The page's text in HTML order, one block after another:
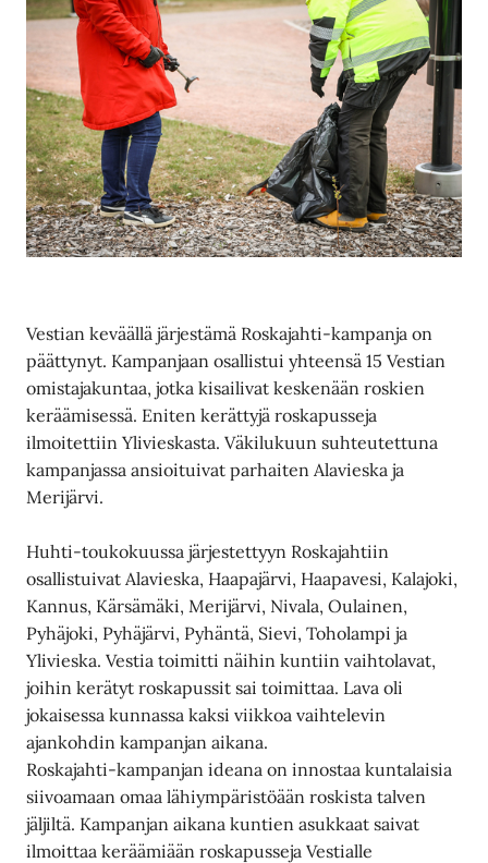
Vestian keväällä järjestämä Roskajahti-kampanja on
päättynyt. Kampanjaan osallistui yhteensä 15 Vestian
omistajakuntaa, jotka kisailivat keskenään roskien
keräämisessä. Eniten kerättyjä roskapusseja
ilmoitettiin Ylivieskasta. Väkilukuun suhteutettuna
kampanjassa ansioituivat parhaiten Alavieska ja
Merijärvi.
Huhti-toukokuussa järjestettyyn Roskajahtiin
osallistuivat Alavieska, Haapajärvi, Haapavesi, Kalajoki,
Kannus, Kärsämäki, Merijärvi, Nivala, Oulainen,
Pyhäjoki, Pyhäjärvi, Pyhäntä, Sievi, Toholampi ja
Ylivieska. Vestia toimitti näihin kuntiin vaihtolavat,
joihin kerätyt roskapussit sai toimittaa. Lava oli
jokaisessa kunnassa kaksi viikkoa vaihtelevin
ajankohdin kampanjan aikana.
Roskajahti-kampanjan ideana on innostaa kuntalaisia
siivoamaan omaa lähiympäristöään roskista talven
jäljiltä. Kampanjan aikana kuntien asukkaat saivat
ilmoittaa keräämiään roskapusseja Vestialle